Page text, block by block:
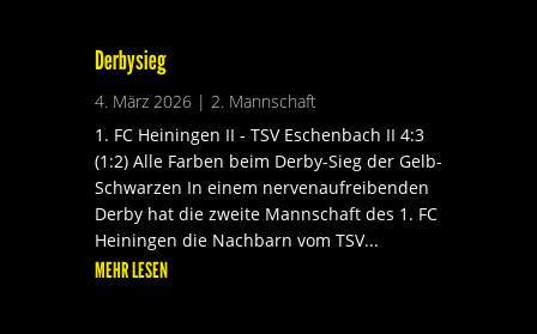
Derbysieg
4. März 2026| 2. Mannschaft
1. FC Heiningen II - TSV Eschenbach II 4:3
(1:2) Alle Farben beim Derby-Sieg der Gelb-
Schwarzen In einem nervenaufreibenden
Derby hat die zweite Mannschaft des 1. FC
Heiningen die Nachbarn vom TSV...
MEHR LESEN